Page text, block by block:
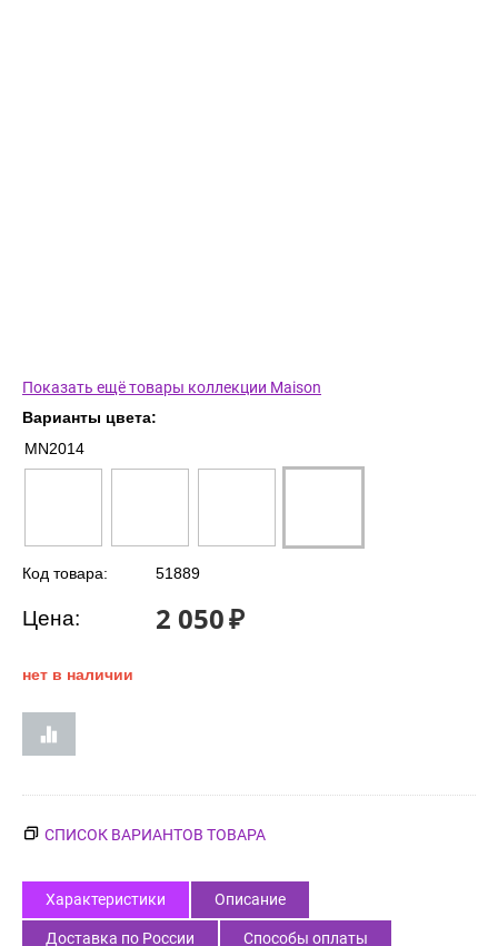
Показать ещё товары коллекции Maison
Варианты цвета:
MN2014
Код товара: 51889
Цена: 2 050₽
нет в наличии
СПИСОК ВАРИАНТОВ ТОВАРА
Характеристики Описание
Доставка по России Способы оплаты